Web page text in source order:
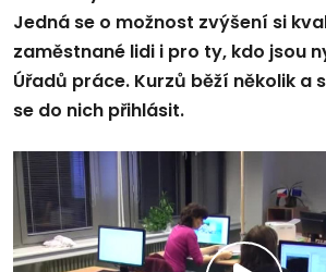
Jedná se o možnost zvýšení si
zaměstnané lidi i pro ty, kdo jsou
Úřadů práce. Kurzů běží několik a
se do nich přihlásit.